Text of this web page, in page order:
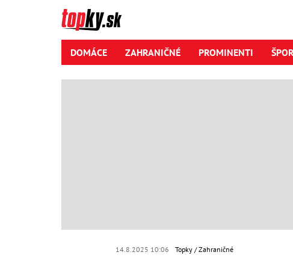
DOMÁCE ZAHRANIČNÉ PROMINENTI
14.8.2025 10:06 Topky Zahraničné